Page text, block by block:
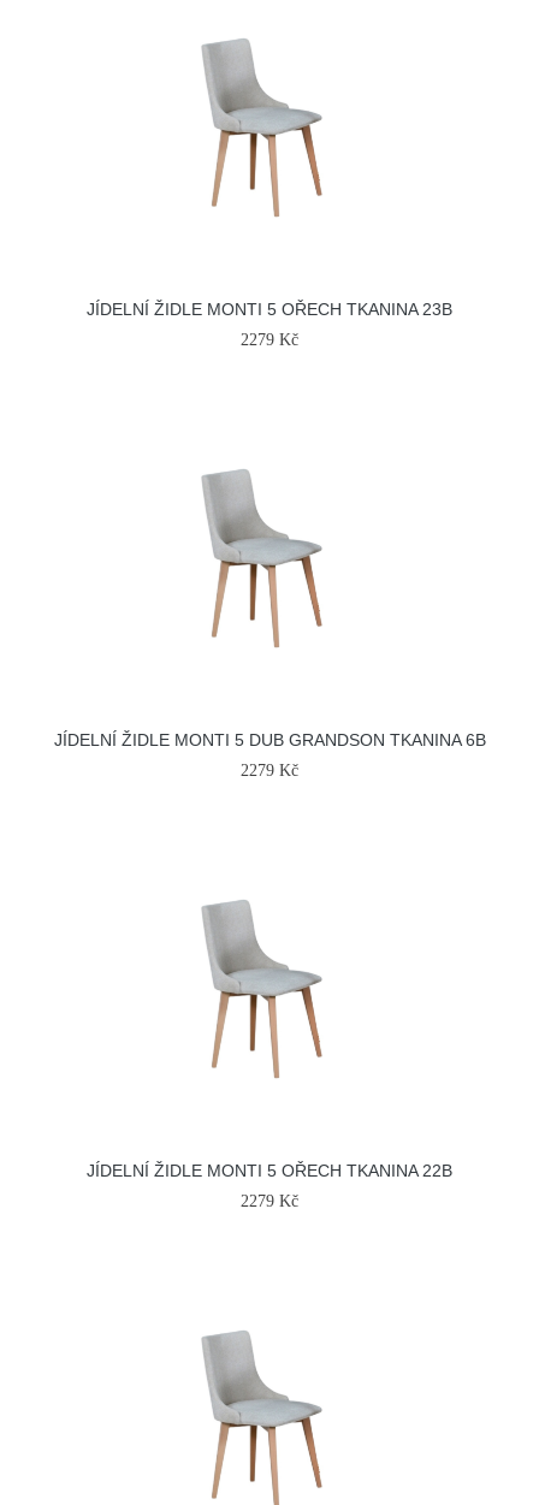
JÍDELNÍ ŽIDLE MONTI 5 OŘECH TKANINA 23B
2279 Kč
JÍDELNÍ ŽIDLE MONTI 5 DUB GRANDSON TKANINA 6B
2279 Kč
JÍDELNÍ ŽIDLE MONTI 5 OŘECH TKANINA 22B
2279 Kč